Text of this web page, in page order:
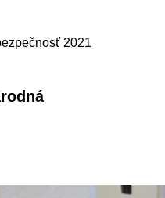
2021